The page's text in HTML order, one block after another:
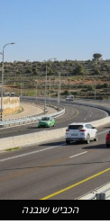
הכביש שנבנה